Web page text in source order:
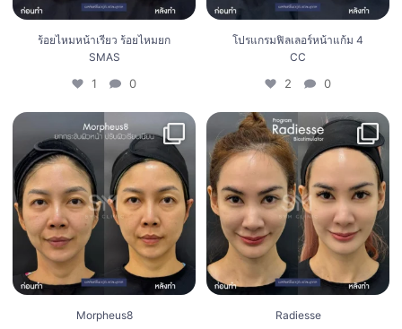
ร้อยไหมหน้าเรียว ร้อยไหมยก
SMAS
1 0
โปรแกรมฟิลเลอร์หน้าแก้ม 4
CC
2 0
Morpheus8
1 0
Morpheus8
Radiesse
2 0
Radiesse